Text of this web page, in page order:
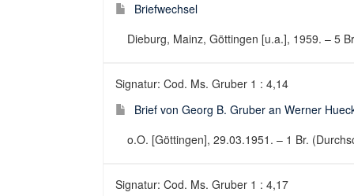
Briefwechsel
Dieburg, Mainz, Göttingen [u.a.], 1959. – 5
Signatur: Cod. Ms. Gruber 1 : 4,14
Brief von Georg B. Gruber an Werner
o.O. [Göttingen], 29.03.1951. – 1 Br.
Signatur: Cod. Ms. Gruber 1 : 4,17